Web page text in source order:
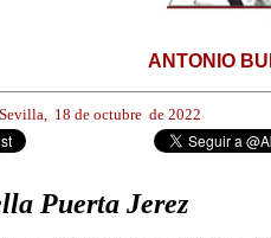
ANTONIO
18 de octubre de 2022
Puerta Jerez